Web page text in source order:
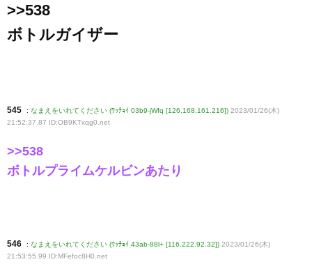
>>538
ボトルガイザー
545 : なまえをいれてください (ﾜｯﾁｮｲ 03b9-jWfq [126.168.161.216]) 2023/01/26(木)
21:52:37.87 ID:OB9KTxqg0 .net
>>538
ボトルプライムケルビンあたり
546 : なまえをいれてください (ﾜｯﾁｮｲ 43ab-88l+ [116.222.92.32]) 2023/01/26(木)
21:53:55.99 ID:MFefoc8H0 .net